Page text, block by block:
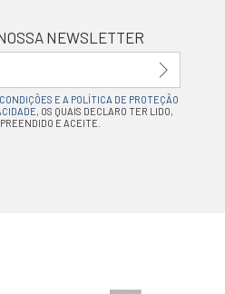
NEWSLETTER
E A POLÍTICA DE PROTEÇÃO
, OS QUAIS DECLARO TER LIDO,
E ACEITE.